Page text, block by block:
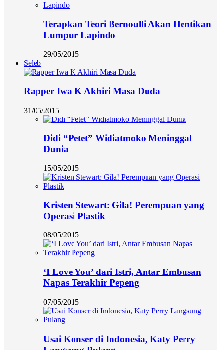
Terapkan Teori Bernoulli Akan Hentikan
Lumpur Lapindo
29/05/2015
Seleb
Rapper Iwa K Akhiri Masa Duda
31/05/2015
Didi “Petet” Widiatmoko Meninggal
Dunia
15/05/2015
Kristen Stewart: Gila! Perempuan yang
Operasi Plastik
08/05/2015
‘I Love You’ dari Istri, Antar Embusan
Napas Terakhir Pepeng
07/05/2015
Usai Konser di Indonesia, Katy Perry